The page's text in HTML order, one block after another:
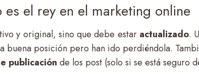
el rey en el marketing online
y original, sino que debe estar actualizado.
buena posición pero han ido perdiéndola.
publicación de los post (solo si se está seguro